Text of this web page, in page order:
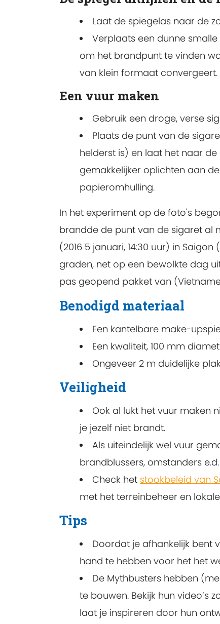
Laat de spiegelas naar de
Verplaats een dunne
om het brandpunt te vinden
van klein formaat convergeert.
Een vuur maken
Gebruik een droge, verse
Plaats de punt van de
helderst is) en laat het naar
gemakkelijker oplichten aan
papieromhulling.
In het experiment op de foto's
brandde de punt van de sigaret al
(2016 5 januari, 14:30 uur) in
graden, net op een bewolkte dag
pas geopend pakket van
Benodigd materiaal
Een kantelbare make-
Een kwaliteit, 100 mm
Ongeveer 2 m duidelijke
Veiligheid
Ook al lukt het vuur maken
je jezelf niet brandt.
Als uiteindelijk wel vuur
brandblussers, omstanders e.d.
Check het stookbeleid van
met het terreinbeheer en
Tips
Doordat je afhankelijk bent
hand te hebben voor het het
De Mythbusters hebben
te bouwen. Bekijk hun video’s
laat je inspireren door hun